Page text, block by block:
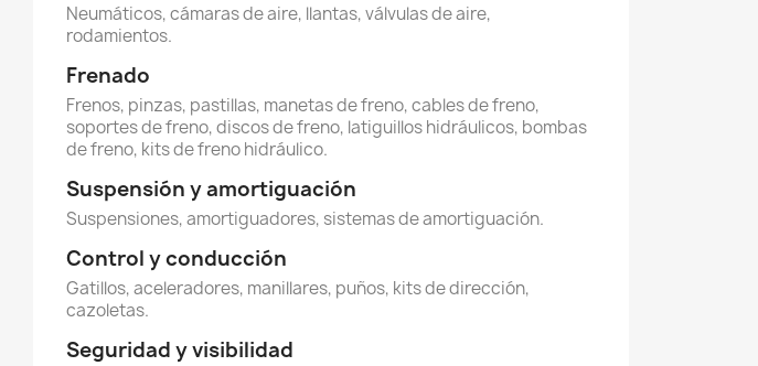
Neumáticos, cámaras de aire, llantas, válvulas de aire,
rodamientos.
Frenado
Frenos, pinzas, pastillas, manetas de freno, cables de freno,
soportes de freno, discos de freno, latiguillos hidráulicos, bombas
de freno, kits de freno hidráulico.
Suspensión y amortiguación
Suspensiones, amortiguadores, sistemas de amortiguación.
Control y conducción
Gatillos, aceleradores, manillares, puños, kits de dirección,
cazoletas.
Seguridad y visibilidad